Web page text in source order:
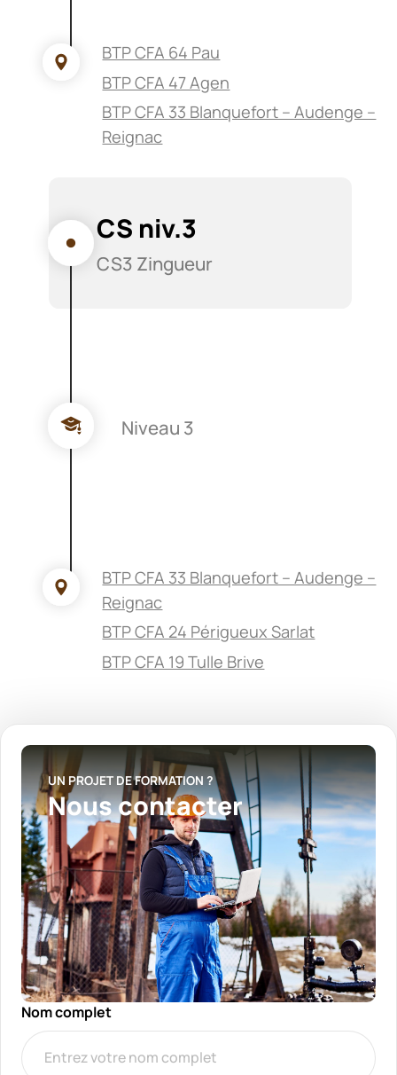
BTP CFA 64 Pau
BTP CFA 47 Agen
BTP CFA 33 Blanquefort – Audenge –
Reignac
CS niv.3
CS3 Zingueur
Niveau 3
BTP CFA 33 Blanquefort – Audenge –
Reignac
BTP CFA 24 Périgueux Sarlat
BTP CFA 19 Tulle Brive
UN PROJET DE FORMATION ?
Nous contacter
Nom complet